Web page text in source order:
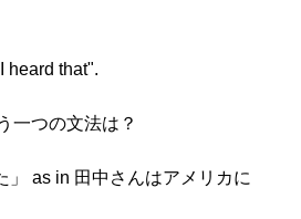
heard that".
一つの文法は？
」 as in 田中さんはアメリカに